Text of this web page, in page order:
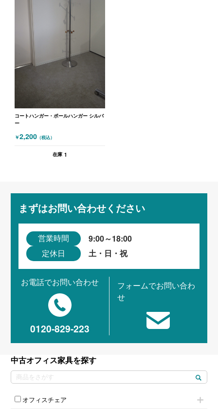
コートハンガー・ポールハンガー シルバ
ー
￥2,200 （税込）
在庫 1
まずはお問い合わせください
営業時間 9:00～18:00
定休日 土・日・祝
お電話でお問い合わせ
0120-829-223
フォームでお問い合わ
せ
中古オフィス家具を探す
オフィスチェア